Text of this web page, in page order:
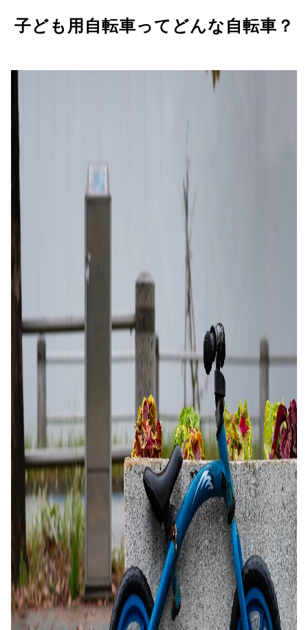
子ども用自転車ってどんな自転車？